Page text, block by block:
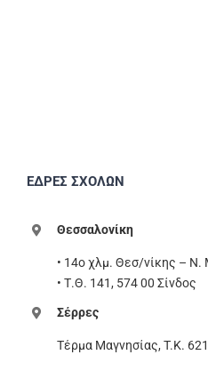
ΕΔΡΕΣ ΣΧΟΛΩΝ
Θεσσαλονίκη
• 14ο χλμ. Θεσ/νίκης –
• Τ.Θ. 141, 574 00 Σίνδος
Σέρρες
Τέρμα Μαγνησίας, T.K.